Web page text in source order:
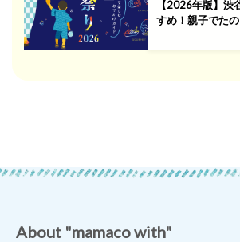
【2026年版】渋
すめ！親子でた
About "mamaco with"